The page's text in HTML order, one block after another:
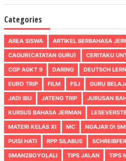
Categories
AREA SISWA ARTIKEL BERBAHASA
CAGUR(CATATAN GURU)
CERITAKU
CGP AGKT 9
DARING DEUTSCH
EURO TRIP
FILM FSJ GURU
JADI IBU
JATENG TRIP JURUSAN
KURSUS BAHASA JERMAN
MATERI KELAS XI
MC NGAJAR DI
PUISI HATI
RPP SILABUS
SMAN2BOYOLALI
TIPS JALAN TIPS